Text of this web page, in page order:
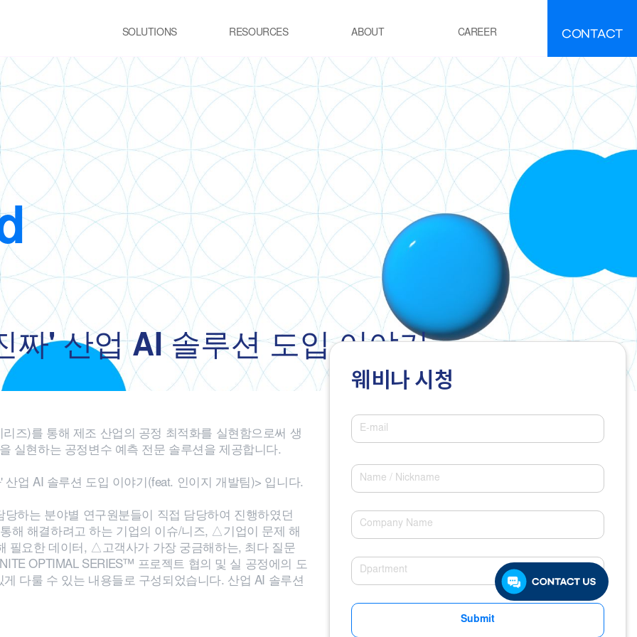
SOLUTIONS
Optimization
USE CASE
STEEL
ㆍCGL process Heating
Furnace
ㆍSteelmaking process Electric
Furnace
CEMENT
ㆍCement manufacturing
process Calcination Furnace
ㆍGlass melting Furnace
REFINING·PETROCHEMICALS
ㆍPOE(Polyolefin Elastomer) process
ㆍResidue oil Hydro-Desulfurization
process
TRANSPORTATION
LOGISTICS
ㆍSmart City
POWER GENERATION
ㆍThermal power plant boiler
RESOURCES
Newsletter
E:JI LETTER
FAQ
ABOUT
NEWS IR
CAREER CONTACT
짜' 산업 AI 솔루션 도입 이야기
즈)를 통해 제조 산업의 공정 최적화를 실현함으로써 생
실현하는 공정변수 예측 전문 솔루션을 제공합니다.
업 AI 솔루션 도입 이야기(feat. 인이지 개발팀)> 입니다.
하는 분야별 연구원분들이 직접 담당하여 진행하였던
해 해결하려고 하는 기업의 이슈/니즈, △기업이 문제 해
필요한 데이터, △고객사가 가장 궁금해하는, 최다 질문
OPTIMAL SERIES™ 프로젝트 협의 및 실 공정에의 도
다룰 수 있는 내용들로 구성되었습니다. 산업 AI 솔루션
웨비나 시청
Submit